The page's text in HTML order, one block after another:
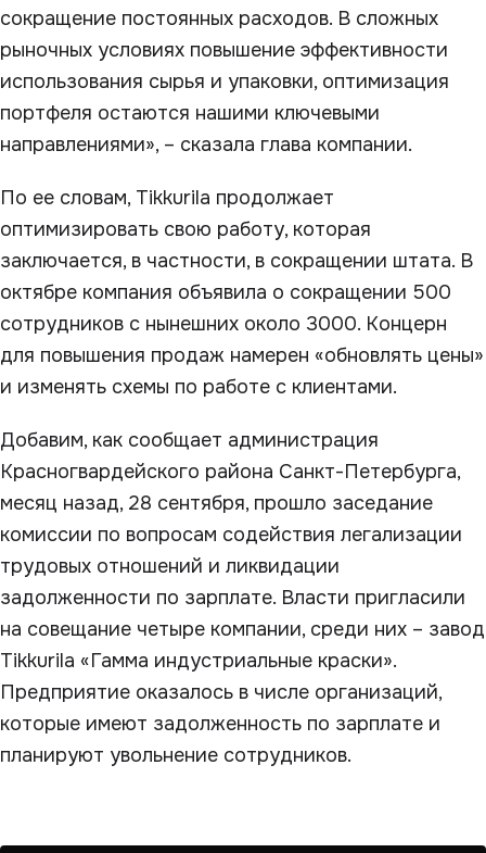
сокращение постоянных расходов. В сложных
рыночных условиях повышение эффективности
использования сырья и упаковки, оптимизация
портфеля остаются нашими ключевыми
направлениями», – сказала глава компании.
По ее словам, Tikkurila продолжает
оптимизировать свою работу, которая
заключается, в частности, в сокращении штата. В
октябре компания объявила о сокращении 500
сотрудников с нынешних около 3000. Концерн
для повышения продаж намерен «обновлять цены»
и изменять схемы по работе с клиентами.
Добавим, как сообщает администрация
Красногвардейского района Санкт-Петербурга,
месяц назад, 28 сентября, прошло заседание
комиссии по вопросам содействия легализации
трудовых отношений и ликвидации
задолженности по зарплате. Власти пригласили
на совещание четыре компании, среди них – завод
Tikkurila «Гамма индустриальные краски».
Предприятие оказалось в числе организаций,
которые имеют задолженность по зарплате и
планируют увольнение сотрудников.